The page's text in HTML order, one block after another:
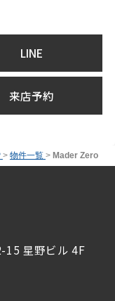
LINE
来店予約
> 物件一覧 > Mader Zero
15 星野ビル 4F